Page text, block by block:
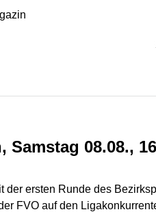
08.08.,
ersten Runde des
FVO auf den